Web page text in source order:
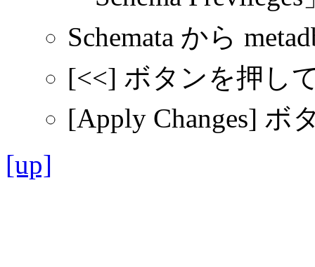
Schemata から
[<<] ボタンを押し
[Apply Changes] ボ
[up]